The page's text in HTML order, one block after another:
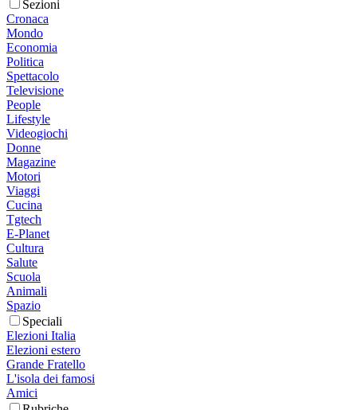
Sezioni
Cronaca
Mondo
Economia
Politica
Spettacolo
Televisione
People
Lifestyle
Videogiochi
Donne
Magazine
Motori
Viaggi
Cucina
Tgtech
E-Planet
Cultura
Salute
Scuola
Animali
Spazio
Speciali
Elezioni Italia
Elezioni estero
Grande Fratello
L'isola dei famosi
Amici